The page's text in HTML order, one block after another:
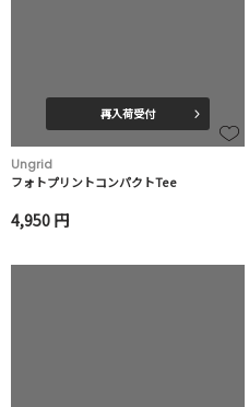
再入荷受付
Ungrid
フォトプリントコンパクトTee
4,950 円